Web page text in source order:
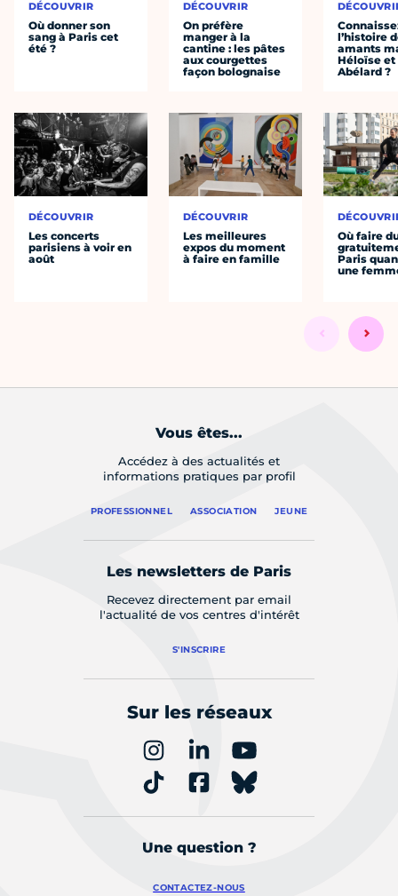
DÉCOUVRIR
Où donner son
sang à Paris cet
été ?
DÉCOUVRIR
Les concerts
parisiens à voir en
août
DÉCOUVRIR
On préfère
manger à la
cantine : les pâtes
aux courgettes
façon bolognaise
DÉCOUVRIR
Les meilleures
expos du moment
à faire en famille
l’histoire
amants
Héloïse et
Abélard ?
Où faire
Paris
une
Vous êtes...
Accédez à des actualités et
informations pratiques par profil
PROFESSIONNEL ASSOCIATION JEUNE
Les newsletters de Paris
Recevez directement par email
l'actualité de vos centres d'intérêt
S'INSCRIRE
Sur les réseaux
Une question ?
CONTACTEZ-NOUS